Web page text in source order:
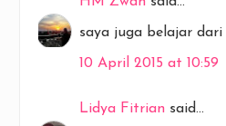
saya juga belajar dari
10 April 2015 at 10:59
Lidya Fitrian said...